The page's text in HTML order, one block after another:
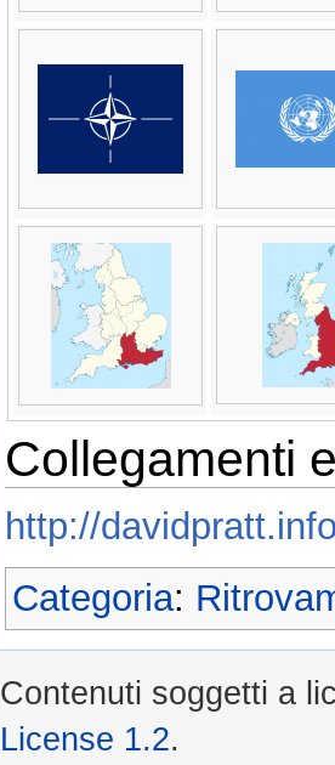
Collegamenti
http://
Categoria:
Contenuti soggetti a
License 1.2.